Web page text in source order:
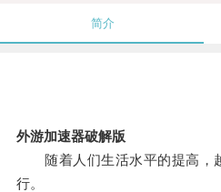
简介
外游加速器破解版
随着人们生活水平的提高，
行。